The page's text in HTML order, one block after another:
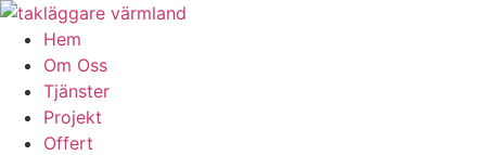
Skip
content
Hem
Om Oss
Tjänster
Projekt
Offert